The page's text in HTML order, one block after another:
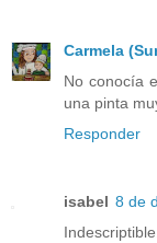
Carmela
No conocía
una pinta
Responder
isabel 8 de